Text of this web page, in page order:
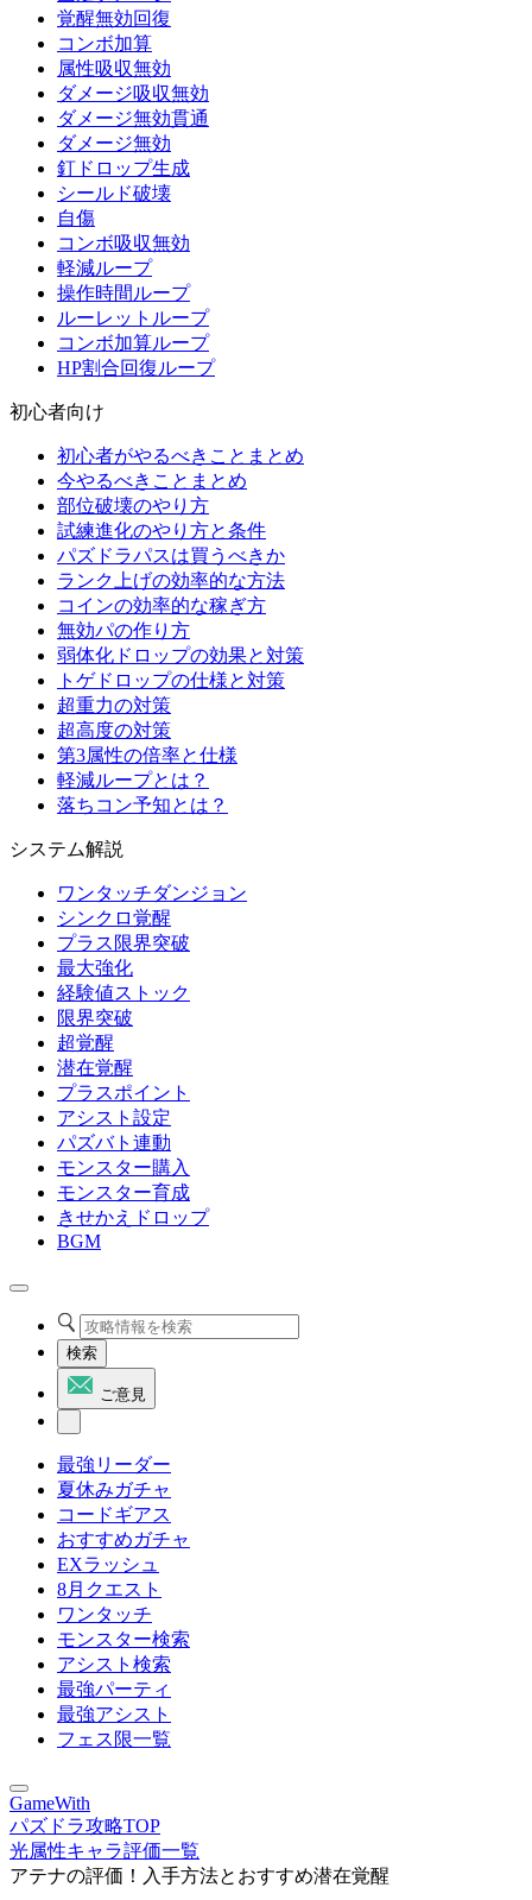
覚醒無効回復
コンボ加算
属性吸収無効
ダメージ吸収無効
ダメージ無効貫通
ダメージ無効
釘ドロップ生成
シールド破壊
自傷
コンボ吸収無効
軽減ループ
操作時間ループ
ルーレットループ
コンボ加算ループ
HP割合回復ループ
初心者向け
初心者がやるべきことまとめ
今やるべきことまとめ
部位破壊のやり方
試練進化のやり方と条件
パズドラパスは買うべきか
ランク上げの効率的な方法
コインの効率的な稼ぎ方
無効パの作り方
弱体化ドロップの効果と対策
トゲドロップの仕様と対策
超重力の対策
超高度の対策
第3属性の倍率と仕様
軽減ループとは？
落ちコン予知とは？
システム解説
ワンタッチダンジョン
シンクロ覚醒
プラス限界突破
最大強化
経験値ストック
限界突破
超覚醒
潜在覚醒
プラスポイント
アシスト設定
パズバト連動
モンスター購入
モンスター育成
きせかえドロップ
BGM
検索
ご意見
最強リーダー
夏休みガチャ
コードギアス
おすすめガチャ
EXラッシュ
8月クエスト
ワンタッチ
モンスター検索
アシスト検索
最強パーティ
最強アシスト
フェス限一覧
GameWith
パズドラ攻略TOP
光属性キャラ評価一覧
アテナの評価！入手方法とおすすめ潜在覚醒